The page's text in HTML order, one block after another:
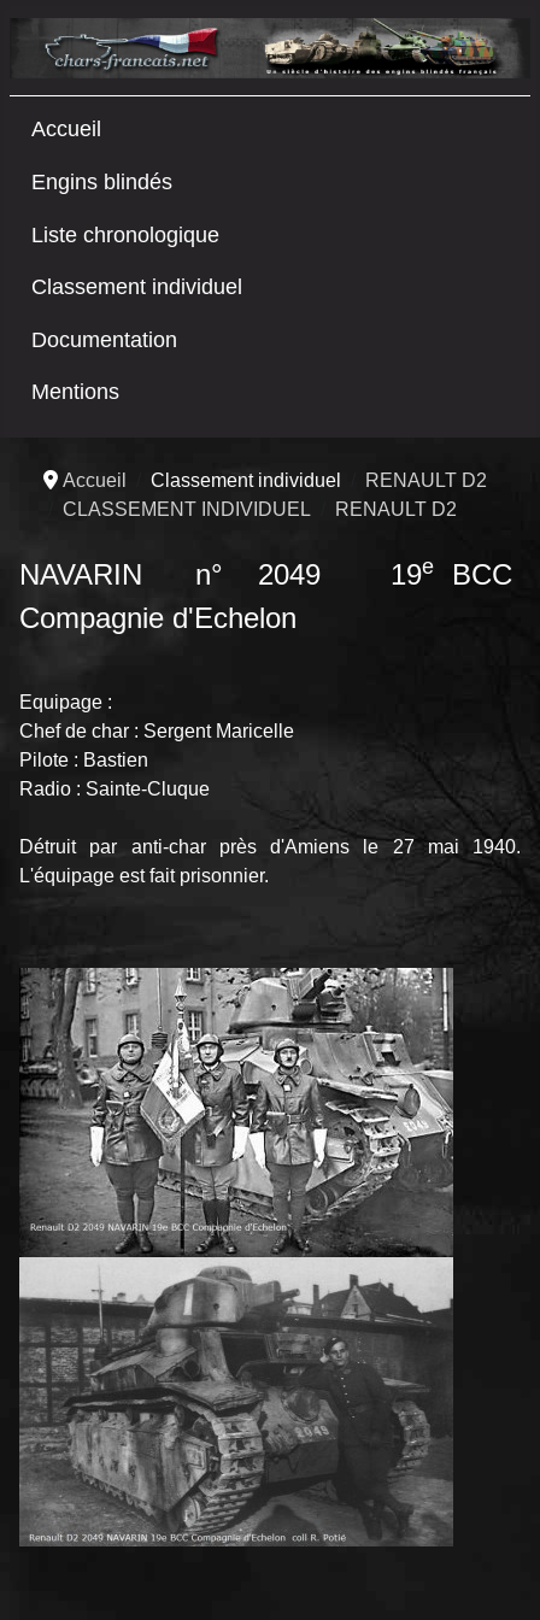
Accueil
Engins blindés
Liste chronologique
Classement individuel
Documentation
Mentions
Accueil Classement individuel
RENAULT D2
CLASSEMENT INDIVIDUEL
RENAULT D2
NAVARIN n° 2049 19e
BCC
Compagnie d'Echelon
Equipage :
Chef de char : Sergent Maricelle
Pilote : Bastien
Radio : Sainte-Cluque
Détruit par anti-char près d'Amiens le 27 mai 1940.
L'équipage est fait prisonnier.